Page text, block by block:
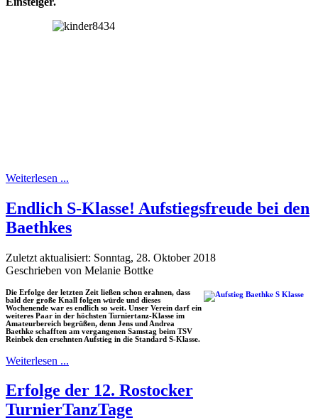
Weiterlesen ...
Endlich S-Klasse! Aufstiegsfreude bei den
Baethkes
Zuletzt aktualisiert: Sonntag, 28. Oktober 2018
Geschrieben von Melanie Bottke
Die Erfolge der letzten Zeit ließen schon erahnen, dass
bald der große Knall folgen würde und dieses
Wochenende war es endlich so weit. Unser Verein darf ein
weiteres Paar in der höchsten Turniertanz-Klasse im
Amateurbereich begrüßen, denn Jens und Andrea
Baethke schafften am vergangenen Samstag beim TSV
Reinbek den ersehnten Aufstieg in die Standard S-Klasse.
Weiterlesen ...
Erfolge der 12. Rostocker
TurnierTanzTage